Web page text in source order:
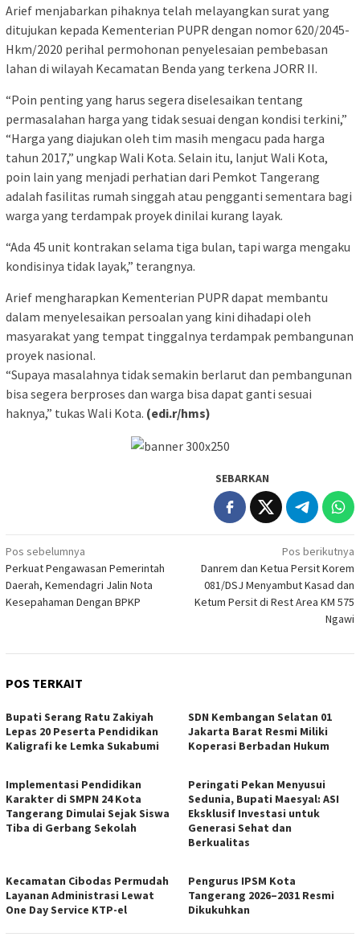
Arief menjabarkan pihaknya telah melayangkan surat yang
ditujukan kepada Kementerian PUPR dengan nomor 620/2045-
Hkm/2020 perihal permohonan penyelesaian pembebasan
lahan di wilayah Kecamatan Benda yang terkena JORR II.
“Poin penting yang harus segera diselesaikan tentang
permasalahan harga yang tidak sesuai dengan kondisi terkini,”
“Harga yang diajukan oleh tim masih mengacu pada harga
tahun 2017,” ungkap Wali Kota. Selain itu, lanjut Wali Kota,
poin lain yang menjadi perhatian dari Pemkot Tangerang
adalah fasilitas rumah singgah atau pengganti sementara bagi
warga yang terdampak proyek dinilai kurang layak.
“Ada 45 unit kontrakan selama tiga bulan, tapi warga mengaku
kondisinya tidak layak,” terangnya.
Arief mengharapkan Kementerian PUPR dapat membantu
dalam menyelesaikan persoalan yang kini dihadapi oleh
masyarakat yang tempat tinggalnya terdampak pembangunan
proyek nasional.
“Supaya masalahnya tidak semakin berlarut dan pembangunan
bisa segera berproses dan warga bisa dapat ganti sesuai
haknya,” tukas Wali Kota. (edi.r/hms)
SEBARKAN
Navigasi
pos
Pos sebelumnya
Perkuat Pengawasan Pemerintah
Daerah, Kemendagri Jalin Nota
Kesepahaman Dengan BPKP
Pos berikutnya
Danrem dan Ketua Persit Korem
081/DSJ Menyambut Kasad dan
Ketum Persit di Rest Area KM 575
Ngawi
POS TERKAIT
Bupati Serang Ratu Zakiyah
Lepas 20 Peserta Pendidikan
Kaligrafi ke Lemka Sukabumi
SDN Kembangan Selatan 01
Jakarta Barat Resmi Miliki
Koperasi Berbadan Hukum
Implementasi Pendidikan
Karakter di SMPN 24 Kota
Tangerang Dimulai Sejak Siswa
Tiba di Gerbang Sekolah
Peringati Pekan Menyusui
Sedunia, Bupati Maesyal: ASI
Eksklusif Investasi untuk
Generasi Sehat dan
Berkualitas
Kecamatan Cibodas Permudah
Layanan Administrasi Lewat
One Day Service KTP-el
Pengurus IPSM Kota
Tangerang 2026–2031 Resmi
Dikukuhkan